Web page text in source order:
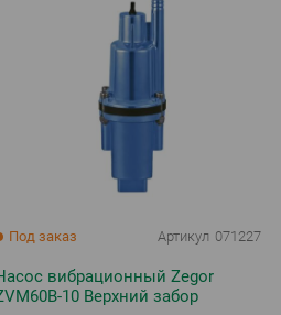
Под заказ Артикул 071227
вибрационный Zegor
10 Верхний забор